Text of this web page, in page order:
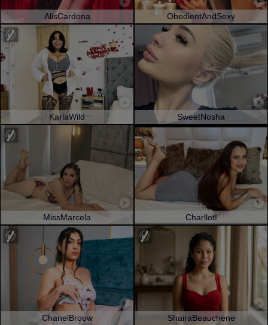
AlisCardona ObedientAndSexy
KarlaWild SweetNosha
MissMarcela CharllotI
ChanelBrouw ShairaBeauchene